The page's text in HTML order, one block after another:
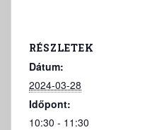
RÉSZLETEK
Dátum:
2024-03-28
Időpont:
10:30 - 11:30